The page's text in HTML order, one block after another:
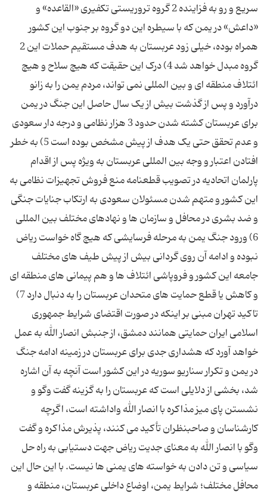
سریع و رو به فزاینده 2 گروه تروریستی تکفیری «القاعده» و
«داعش» در یمن که با سیطره این دو گروه بر جنوب این کشور
همراه بوده، خیلی زود عربستان به هدف مستقیم حملات این 2
گروه مبدل خواهد شد 4) درک این حقیقت که هیچ سلاح و هیچ
ائتلاف منطقه ای و بین المللی نمی تواند، مردم یمن را به زانو
درآورد و پس از گذشت بیش از یک سال حاصل این جنگ در یمن
برای عربستان کشته شدن حدود 3 هزار نظامی و درجه دار سعودی
و عدم تحقق حتی یک هدف از پیش مشخص بوده است 5) به خطر
افتادن اعتبار و وجه بین المللی عربستان به ویژه پس از اقدام
پارلمان اتحادیه در تصویب قطعنامه منع فروش تجهیزات نظامی به
این کشور و متهم شدن مسئولان سعودی به ارتکاب جنایات جنگی
و ضد بشری در محافل و سازمان ها و نهادهای مختلف بین المللی
6) ورود جنگ یمن به مرحله فرسایشی که هیچ گاه خواست ریاض
نبوده و ادامه آن روی گردانی بیش از پیش طیف های مختلف
جامعه این کشور و فروپاشی ائتلاف ها و هم پیمانی های منطقه ای
و کاهش یا قطع حمایت های متحدان عربستان را به دنبال دارد 7)
تاکید تهران مبنی بر اینکه در صورت اقتضای شرایط جمهوری
اسلامی ایران حمایتی همانند دمشق، از جنبش انصار الله به عمل
خواهد آورد که هشداری جدی برای عربستان در زمینه ادامه جنگ
در یمن و تکرار سناریو سوریه در این کشور است آنچه به آن اشاره
شد، بخشی از دلایلی است که عربستان را به گزینه گفت وگو و
نشستن پای میز مذاکره با انصار الله واداشته است، اگرچه
کارشناسان و صاحبنظران تأکید می کنند، پذیرش مذاکره و گفت
وگو با انصار الله به معنای جدیت ریاض جهت دستیابی به راه حل
سیاسی و تن دادن به خواسته های یمنی ها نیست. با این حال این
محافل مختلف؛ شرایط یمن، اوضاع داخلی عربستان، منطقه و